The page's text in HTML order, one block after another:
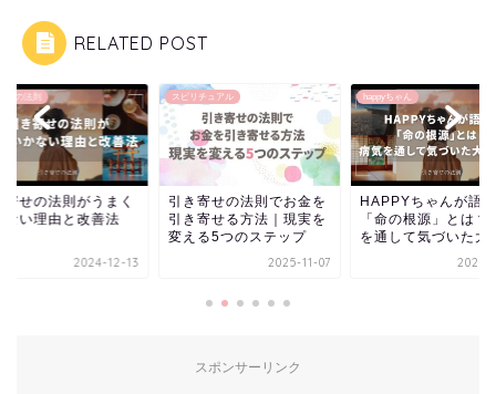
RELATED POST
チュアル
寄せの法則でお金を
寄せる方法｜現実を
2025-11-07
happyちゃん
HAPPYちゃんが語った
「命の根源」とは？病気
を通して気づいた大切...
2026-07-30
happyちゃん
ついにYouTuberヒ
登場？！ハッピーち
と仲良い入江巨之...
2024-
スポンサーリンク